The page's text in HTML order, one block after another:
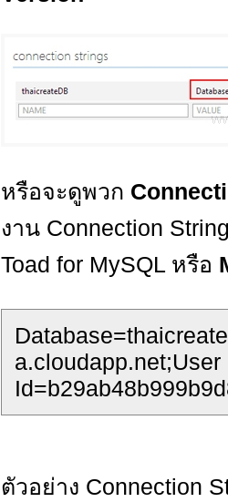
หรือจะดูพวก
งาน Connection
Toad for MySQL หรือ
a.cloudapp.net;User
ตัวอย่าง Connection